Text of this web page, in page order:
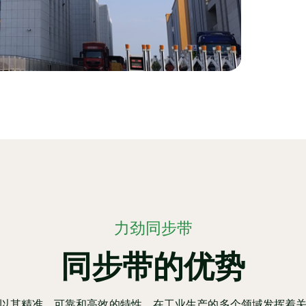
力劲同步带
同步带的优势